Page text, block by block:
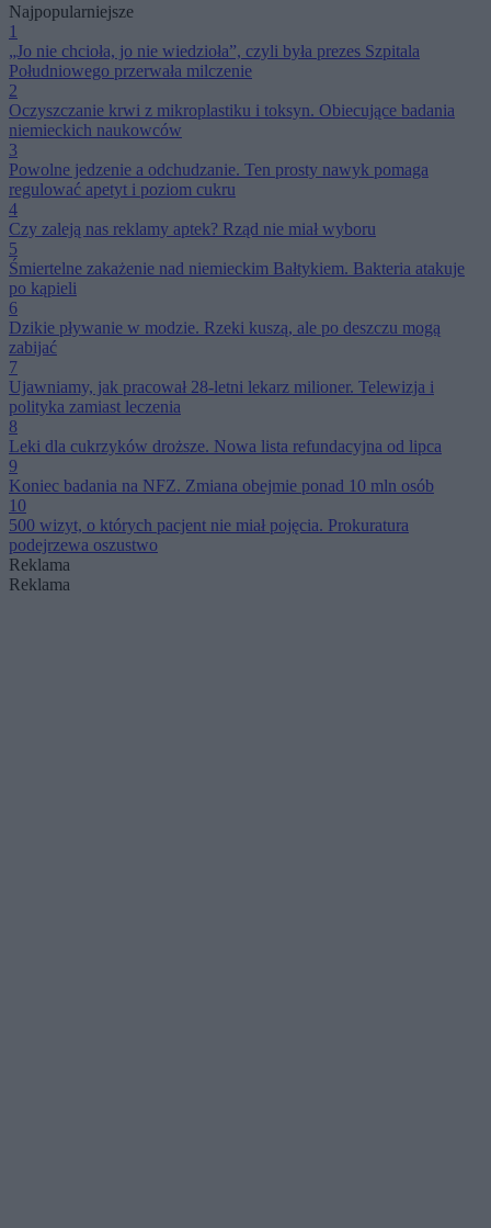
Najpopularniejsze
1
„Jo nie chcioła, jo nie wiedzioła”, czyli była prezes Szpitala
Południowego przerwała milczenie
2
Oczyszczanie krwi z mikroplastiku i toksyn. Obiecujące badania
niemieckich naukowców
3
Powolne jedzenie a odchudzanie. Ten prosty nawyk pomaga
regulować apetyt i poziom cukru
4
Czy zaleją nas reklamy aptek? Rząd nie miał wyboru
5
Śmiertelne zakażenie nad niemieckim Bałtykiem. Bakteria atakuje
po kąpieli
6
Dzikie pływanie w modzie. Rzeki kuszą, ale po deszczu mogą
zabijać
7
Ujawniamy, jak pracował 28-letni lekarz milioner. Telewizja i
polityka zamiast leczenia
8
Leki dla cukrzyków droższe. Nowa lista refundacyjna od lipca
9
Koniec badania na NFZ. Zmiana obejmie ponad 10 mln osób
10
500 wizyt, o których pacjent nie miał pojęcia. Prokuratura
podejrzewa oszustwo
Reklama
Reklama